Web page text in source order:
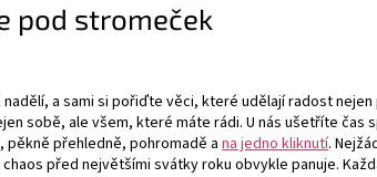
pod stromeček
a sami si pořiďte věci, které udělají radost
sobě, ale všem, které máte rádi. U nás ušetříte čas
přehledně, pohromadě a na jedno kliknutí.
před největšími svátky roku obvykle panuje.